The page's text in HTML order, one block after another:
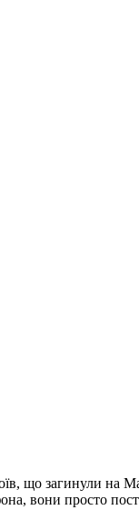
що загинули на
вони просто